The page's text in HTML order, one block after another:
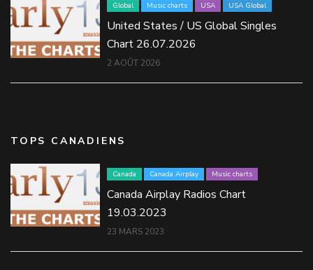
Global Music charts USA USA Global
United States / US Global Singles
Chart 26.07.2026
2 AOÛT 2026
TOPS CANADIENS
Canada Canada Airplay Music charts
Canada Airplay Radios Chart
19.03.2023
23 MARS 2023